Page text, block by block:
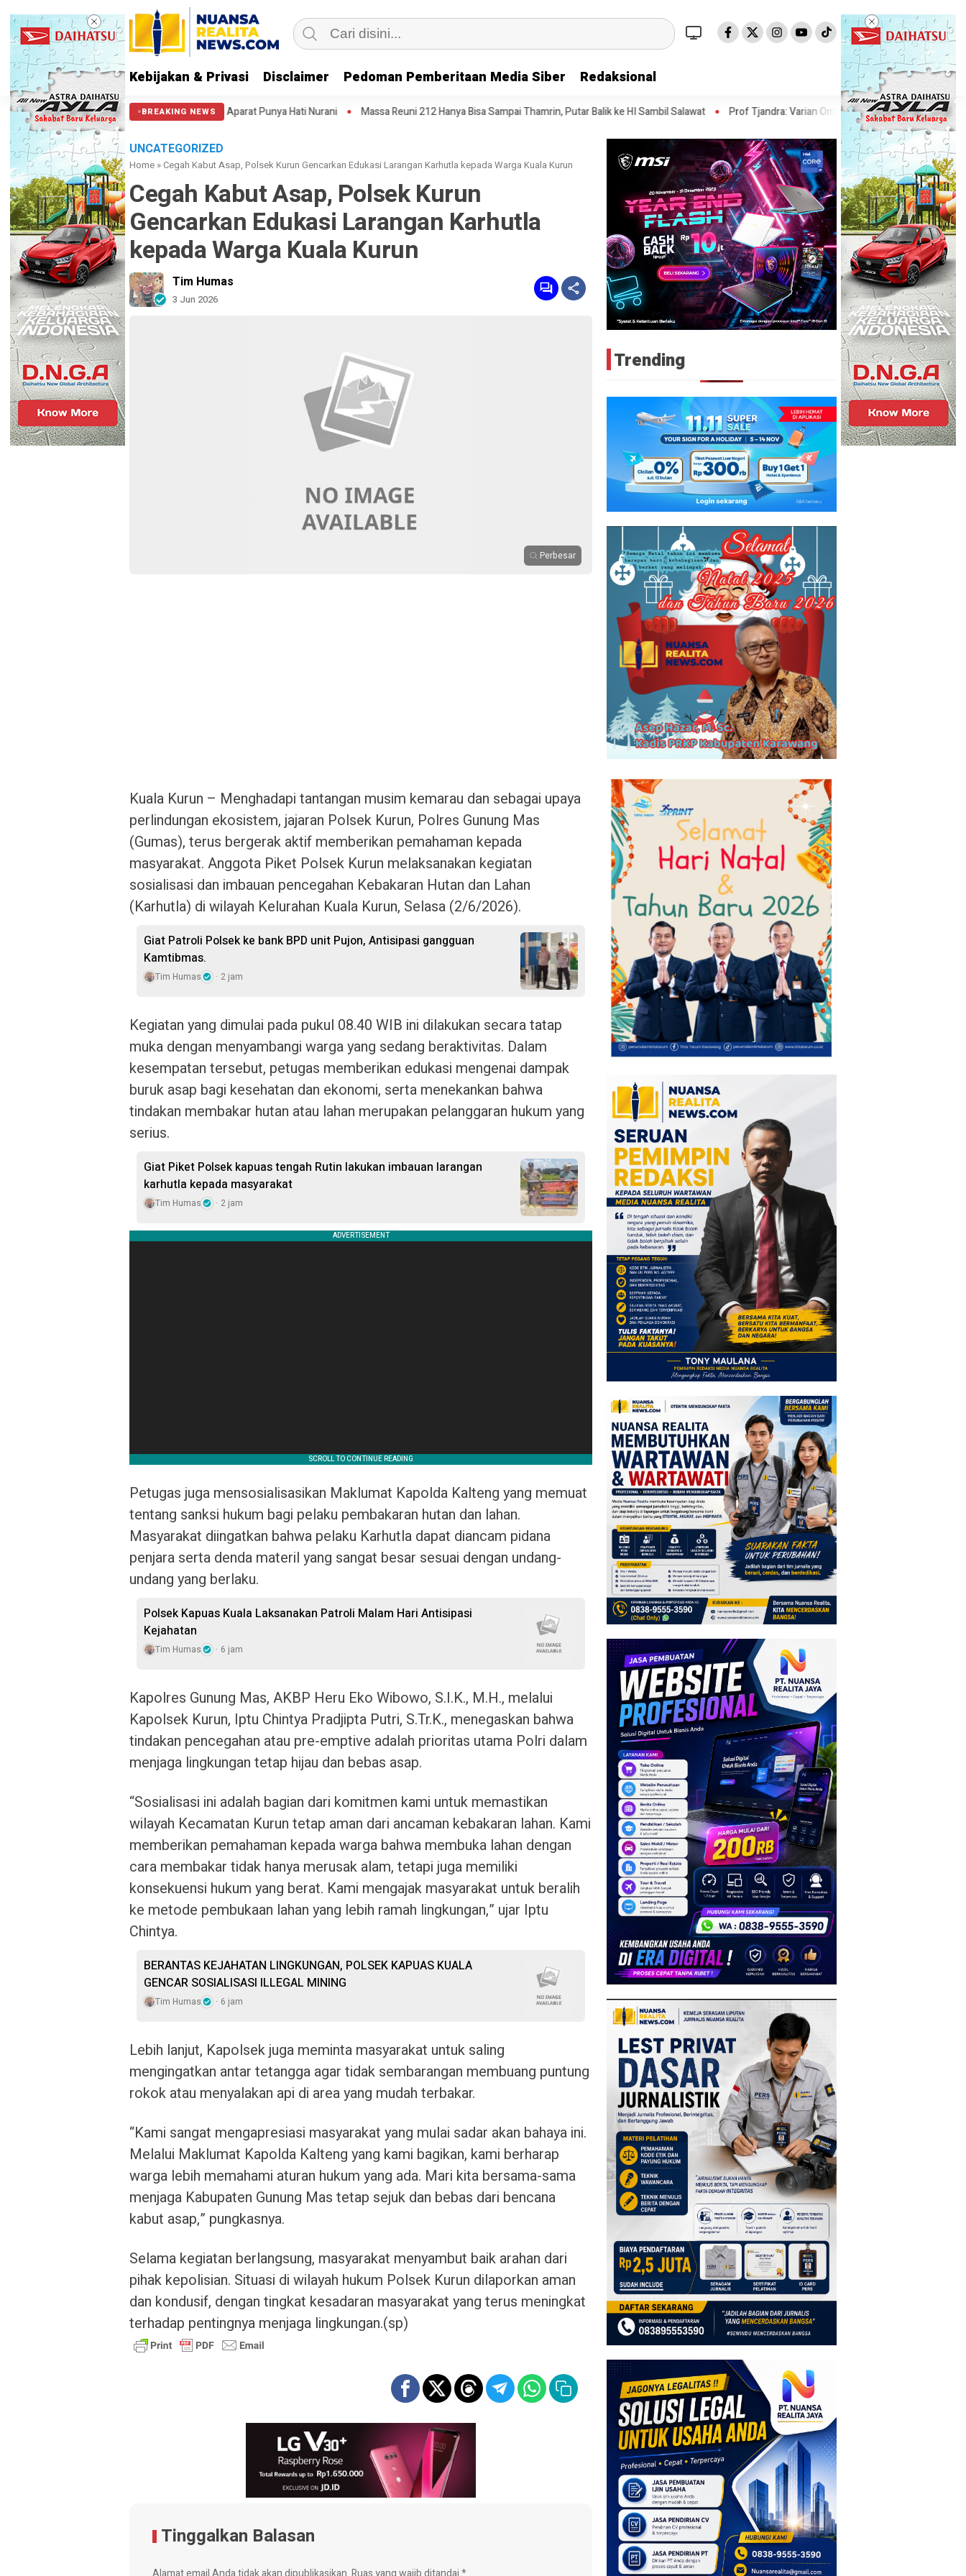
Kebijakan & Privasi Disclaimer Pedoman Pemberitaan Media Siber Redaksional
BREAKING NEWS
di Patung Kuda: Semoga Aparat Punya Hati Nurani Massa Reuni 212 Hanya Bisa Sampai Thamrin, Putar Balik ke HI Sambil Salawat Prof Tjandra: Varian Omicron Mungkin Berdampak pada Obat Pasien
UNCATEGORIZED
Home »Cegah Kabut Asap, Polsek Kurun Gencarkan Edukasi Larangan Karhutla kepada Warga Kuala Kurun
Cegah Kabut Asap, Polsek Kurun
Gencarkan Edukasi Larangan Karhutla
kepada Warga Kuala Kurun
Tim Humas
3 Jun 2026
Perbesar
Kuala Kurun – Menghadapi tantangan musim kemarau dan sebagai upaya
perlindungan ekosistem, jajaran Polsek Kurun, Polres Gunung Mas
(Gumas), terus bergerak aktif memberikan pemahaman kepada
masyarakat. Anggota Piket Polsek Kurun melaksanakan kegiatan
sosialisasi dan imbauan pencegahan Kebakaran Hutan dan Lahan
(Karhutla) di wilayah Kelurahan Kuala Kurun, Selasa (2/6/2026).
Giat Patroli Polsek ke bank BPD unit Pujon, Antisipasi gangguan
Kamtibmas.
Tim Humas 2 jam
Kegiatan yang dimulai pada pukul 08.40 WIB ini dilakukan secara tatap
muka dengan menyambangi warga yang sedang beraktivitas. Dalam
kesempatan tersebut, petugas memberikan edukasi mengenai dampak
buruk asap bagi kesehatan dan ekonomi, serta menekankan bahwa
tindakan membakar hutan atau lahan merupakan pelanggaran hukum yang
serius.
Giat Piket Polsek kapuas tengah Rutin lakukan imbauan larangan
karhutla kepada masyarakat
Tim Humas 2 jam
Petugas juga mensosialisasikan Maklumat Kapolda Kalteng yang memuat
tentang sanksi hukum bagi pelaku pembakaran hutan dan lahan.
Masyarakat diingatkan bahwa pelaku Karhutla dapat diancam pidana
penjara serta denda materil yang sangat besar sesuai dengan undang-
undang yang berlaku.
Polsek Kapuas Kuala Laksanakan Patroli Malam Hari Antisipasi
Kejahatan
Tim Humas 6 jam
Kapolres Gunung Mas, AKBP Heru Eko Wibowo, S.I.K., M.H., melalui
Kapolsek Kurun, Iptu Chintya Pradjipta Putri, S.Tr.K., menegaskan bahwa
tindakan pencegahan atau pre-emptive adalah prioritas utama Polri dalam
menjaga lingkungan tetap hijau dan bebas asap.
“Sosialisasi ini adalah bagian dari komitmen kami untuk memastikan
wilayah Kecamatan Kurun tetap aman dari ancaman kebakaran lahan. Kami
memberikan pemahaman kepada warga bahwa membuka lahan dengan
cara membakar tidak hanya merusak alam, tetapi juga memiliki
konsekuensi hukum yang berat. Kami mengajak masyarakat untuk beralih
ke metode pembukaan lahan yang lebih ramah lingkungan,” ujar Iptu
Chintya.
BERANTAS KEJAHATAN LINGKUNGAN, POLSEK KAPUAS KUALA
GENCAR SOSIALISASI ILLEGAL MINING
Tim Humas 6 jam
Lebih lanjut, Kapolsek juga meminta masyarakat untuk saling
mengingatkan antar tetangga agar tidak sembarangan membuang puntung
rokok atau menyalakan api di area yang mudah terbakar.
“Kami sangat mengapresiasi masyarakat yang mulai sadar akan bahaya ini.
Melalui Maklumat Kapolda Kalteng yang kami bagikan, kami berharap
warga lebih memahami aturan hukum yang ada. Mari kita bersama-sama
menjaga Kabupaten Gunung Mas tetap sejuk dan bebas dari bencana
kabut asap,” pungkasnya.
Selama kegiatan berlangsung, masyarakat menyambut baik arahan dari
pihak kepolisian. Situasi di wilayah hukum Polsek Kurun dilaporkan aman
dan kondusif, dengan tingkat kesadaran masyarakat yang terus meningkat
terhadap pentingnya menjaga lingkungan.(sp)
Tinggalkan Balasan
Trending